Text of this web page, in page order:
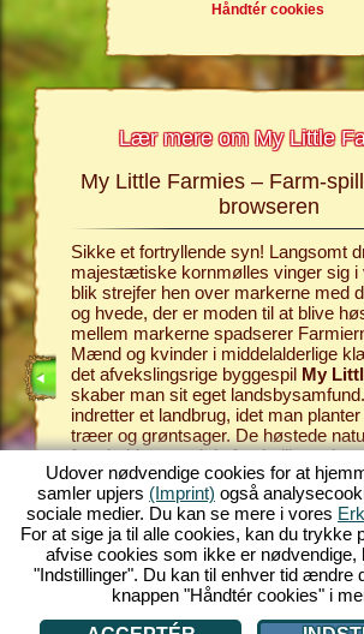
Håndtér cookies
Lær mere om My Little
My Little Farmies – Farm-
browseren
Sikke et fortryllende syn! Langsomt
majestætiske kornmølles vinger sig i
blik strejfer hen over markerne med
og hvede, der er moden til at blive
mellem markerne spadserer
Mænd og kvinder i middelalderlige
det afvekslingsrige byggespil My
skaber man sit eget
indretter et landbrug, idet man
træer og grøntsager. De høstede
forarbejder man i de forskellige
kornmøllen og saftpressen til
Farmies tilbyder én ren farm-
talrige muligheder og funktioner!
spillets fascinerende verden og spil
Udover nødvendige cookies for at
samler upjers (Imprint) også
sociale medier. Du kan se mere i vores
For at sige ja til alle cookies, kan du trykke
afvise cookies som ikke er nødvendige,
"Indstillinger". Du kan til enhver tid ændre
knappen "Håndtér cookies" i